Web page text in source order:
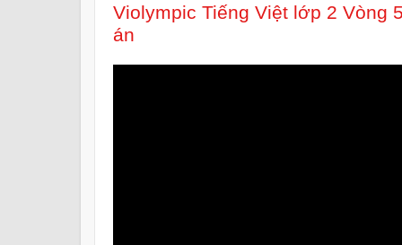
Violympic Tiếng Việt lớp 2 Vòng
án